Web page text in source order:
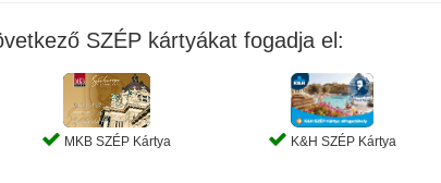
SZÉP kártyákat fogadja el:
MKB SZÉP Kártya K&H SZÉP Kártya